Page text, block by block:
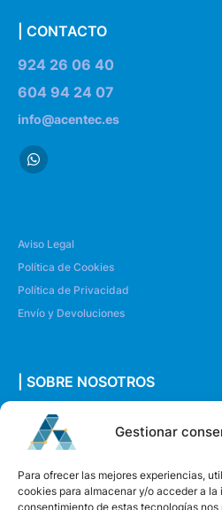
Gestionar
Para ofrecer las mejores experiencias,
cookies para almacenar y/o acceder a la
consentimiento de estas tecnologías
| CONTACTO
924 26 06 40
604 94 24 07
info@acentec.es
Aviso Legal
Política de Cookies
Política de Privacidad
Envío y Devoluciones
| SOBRE NOSOTROS
Quiénes somos
Envíanos un mensaje